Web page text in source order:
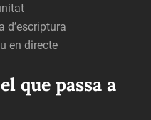
d’escriptura
en directe
que passa a